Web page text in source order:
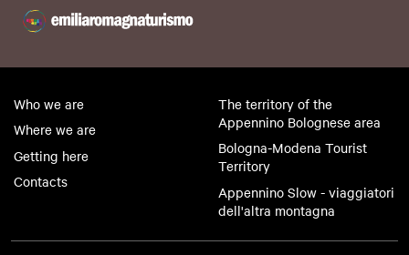
Who we are
Where we are
Getting here
Contacts
The territory of the
Appennino Bolognese area
Bologna-Modena Tourist
Territory
Appennino Slow - viaggiatori
dell'altra montagna